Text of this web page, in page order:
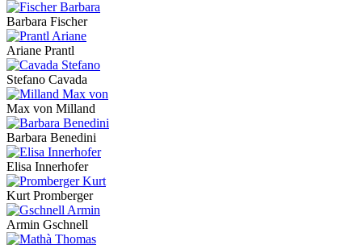
Barbara Fischer
Ariane Prantl
Stefano Cavada
Max von Milland
Barbara Benedini
Elisa Innerhofer
Kurt Promberger
Armin Gschnell